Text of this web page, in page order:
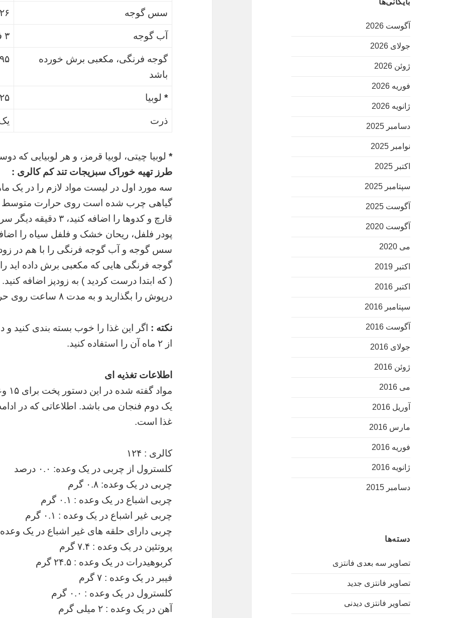
بایگانی‌ها
آگوست 2026
جولای 2026
ژوئن 2026
فوریه 2026
ژانویه 2026
دسامبر 2025
نوامبر 2025
اکتبر 2025
سپتامبر 2025
آگوست 2025
آگوست 2020
می 2020
اکتبر 2019
اکتبر 2016
سپتامبر 2016
آگوست 2016
جولای 2016
ژوئن 2016
می 2016
آوریل 2016
مارس 2016
فوریه 2016
ژانویه 2016
دسامبر 2015
دسته‌ها
تصاویر سه بعدی فانتزی
تصاویر فانتزی جدید
تصاویر فانتزی دیدنی
سس گوجه ۲۲۶
آب گوجه ۳ فنجان
گوجه فرنگی، مکعبی برش خورده
باشد
۳۹۵
*لوبیا ۴۲۵
ذرت
* لوبیا چیتی، لوبیا قرمز، و هر لوبیایی
طرز تهیه خوراک سبزیجات تند کم کالری :
سه مورد اول در لیست مواد لازم را در یک
قارچ و کدوها را اضافه کنید، ۳ دقیقه دیگر سرخ کنید.
پودر فلفل، ریحان خشک و فلفل سیاه را
سس گوجه و آب گوجه فرنگی را با هم در
گوجه فرنگی هایی که مکعبی برش داده اید
( که ابتدا درست کردید ) به زودپز اضافه کنید.
درپوش را بگذارید و به مدت ۸ ساعت روی حرارت پایین آن را بپزید.
نکته : اگر این غذا را خوب بسته بندی کنید و
از ۲ ماه آن را استفاده کنید.
اطلاعات تغذیه ای
یک دوم فنجان می باشد. اطلاعاتی که در
غذا است.
کالری : ۱۲۴
کلسترول از چربی در یک وعده: ۰.۰ درصد
چربی در یک وعده: ۰.۸ گرم
چربی اشباع در یک وعده : ۰.۱ گرم
چربی غیر اشباع در یک وعده : ۰.۱ گرم
چربی دارای حلقه های غیر اشباع در یک وعده : ۰.۲
پروتئین در یک وعده : ۷.۴ گرم
کربوهیدرات در یک وعده : ۲۴.۵ گرم
فیبر در یک وعده : ۷ گرم
کلسترول در یک وعده : ۰.۰ گرم
آهن در یک وعده : ۲ میلی گرم